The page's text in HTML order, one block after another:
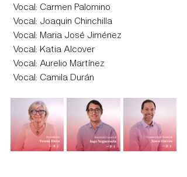
Vocal: Carmen Palomino
Vocal: Joaquin Chinchilla
Vocal: Maria José Jiménez
Vocal: Katia Alcover
Vocal: Aurelio Martínez
Vocal: Camila Durán